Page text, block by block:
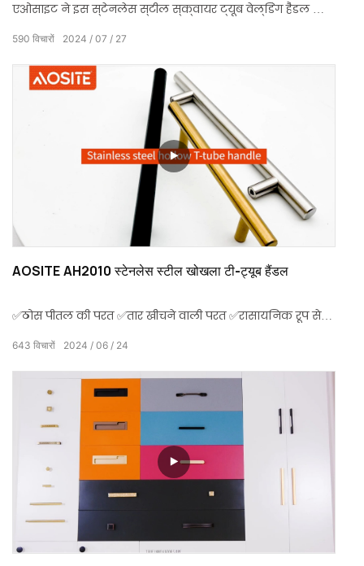
एओसाइट ने इस स्टेनलेस स्टील स्क्वायर ट्यूब वेल्डिंग हैंडल को
पेश किया, जो स्थायित्व और फैशन सुंदरता को जोड़ता है। यह
फर्नीचर में उपयोग किया जाता है और फर्नीचर सहायक उपकरण की
समग्र बनावट में सुधार करने में महत्वपूर्ण भूमिका निभाता है।
2024 07 27
590 विचारों
AOSITE AH2010 स्टेनलेस स्टील खोखला टी-ट्यूब हैंडल
✅ठोस पीतल की परत ✅तार खींचने वाली परत ✅रासायनिक रूप से
पॉलिश की गई परत ✅उच्च तापमान सीलिंग शीशे की परत ✅लाह
2024 06 24
643 विचारों